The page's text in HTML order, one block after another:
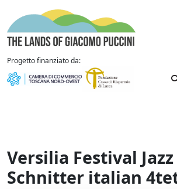
Vai al contenuto
Progetto finanziato da:
Versilia Festival Jazz
Schnitter italian